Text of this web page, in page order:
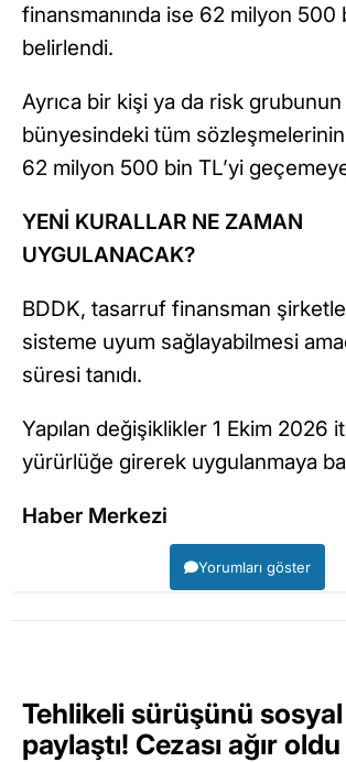
finansmanında ise 62 milyon 500
belirlendi.
Ayrıca bir kişi ya da risk grubunun
bünyesindeki tüm sözleşmelerinin
62 milyon 500 bin TL’yi
YENİ KURALLAR NE ZAMAN
UYGULANACAK?
BDDK, tasarruf finansman
sisteme uyum sağlayabilmesi
süresi tanıdı.
Yapılan değişiklikler 1 Ekim 2026
yürürlüğe girerek uygulanmaya
Haber Merkezi
Yorumları göster
Tehlikeli sürüşünü
paylaştı! Cezası ağır oldu